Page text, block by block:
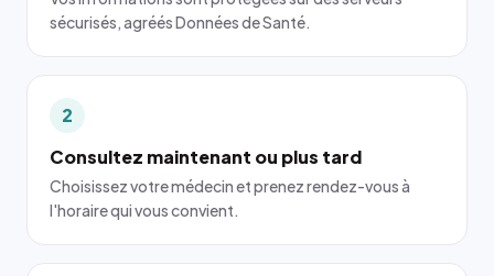
sécurisés, agréés Données de Santé.
2
Consultez maintenant ou plus tard
Choisissez votre médecin et prenez rendez-vous à
l'horaire qui vous convient.